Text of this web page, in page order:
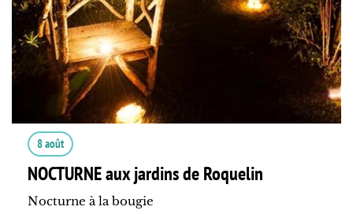
8 août
NOCTURNE aux jardins de Roquelin
Nocturne à la bougie